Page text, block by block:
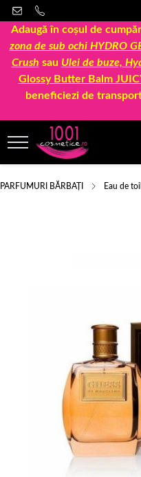
Adaugă în coșul de
zona de sub ochi HYDRO
Crush sau Ulei de buze,
Glossy Butter Balm
beneficiezi de
PARFUMURI BĂRBAȚI Eau de